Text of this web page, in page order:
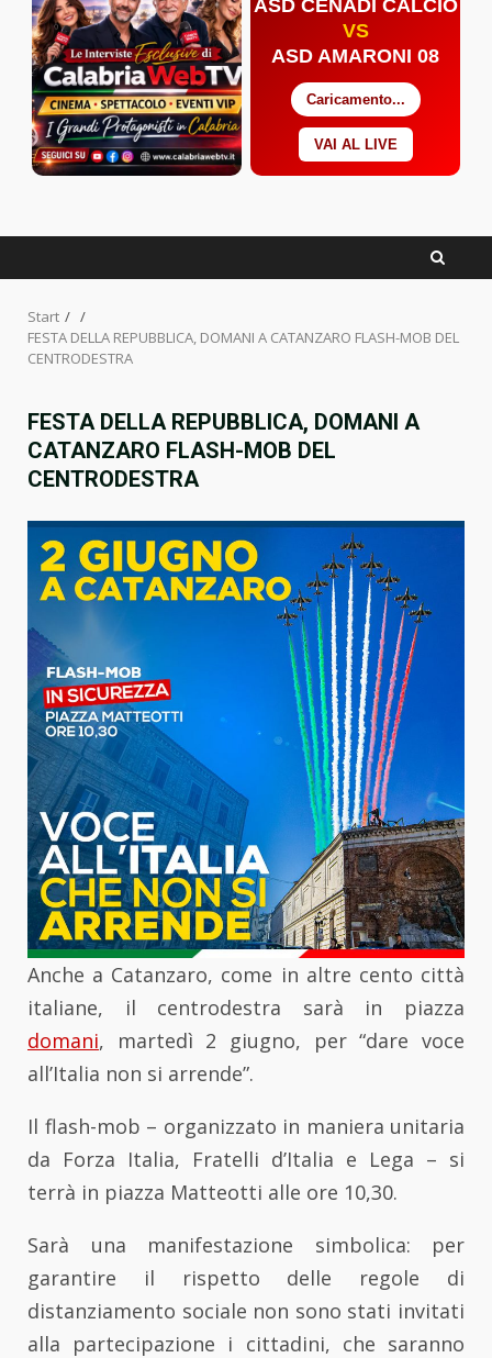
ASD CENADI CALCIO
VS
ASD AMARONI 08
Caricamento...
VAI AL LIVE
Start
FESTA DELLA REPUBBLICA, DOMANI A CATANZARO FLASH-MOB DEL
CENTRODESTRA
FESTA DELLA REPUBBLICA, DOMANI A
CATANZARO FLASH-MOB DEL
CENTRODESTRA
Anche a Catanzaro, come in altre cento città
italiane, il centrodestra sarà in piazza
domani, martedì 2 giugno, per “dare voce
all’Italia non si arrende”.
Il flash-mob – organizzato in maniera unitaria
da Forza Italia, Fratelli d’Italia e Lega – si
terrà in piazza Matteotti alle ore 10,30.
Sarà una manifestazione simbolica: per
garantire il rispetto delle regole di
distanziamento sociale non sono stati invitati
alla partecipazione i cittadini, che saranno